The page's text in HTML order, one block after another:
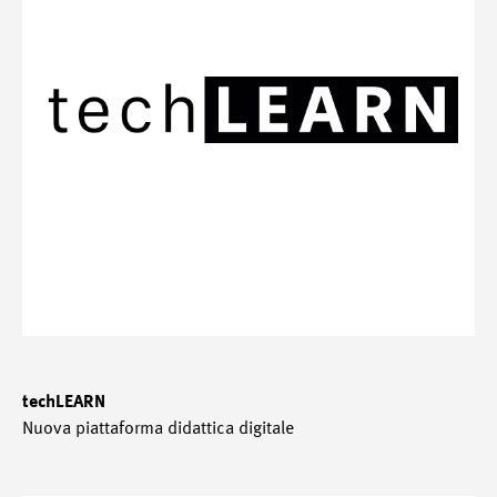
techLEARN
Nuova piattaforma didattica digitale